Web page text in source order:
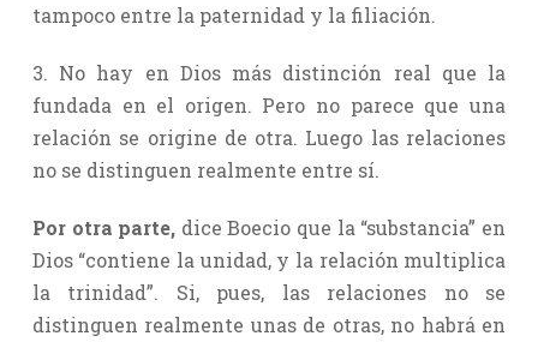
tampoco entre la paternidad y la filiación.
3. No hay en Dios más distinción real que la
fundada en el origen. Pero no parece que una
relación se origine de otra. Luego las relaciones
no se distinguen realmente entre sí.
Por otra parte, dice Boecio que la “substancia” en
Dios “contiene la unidad, y la relación multiplica
la trinidad”. Si, pues, las relaciones no se
distinguen realmente unas de otras, no habrá en